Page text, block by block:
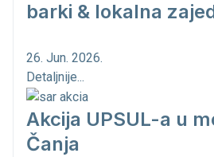
barki & lokalna
26. Jun. 2026.
Detaljnije...
Akcija UPSUL-a u
Čanja